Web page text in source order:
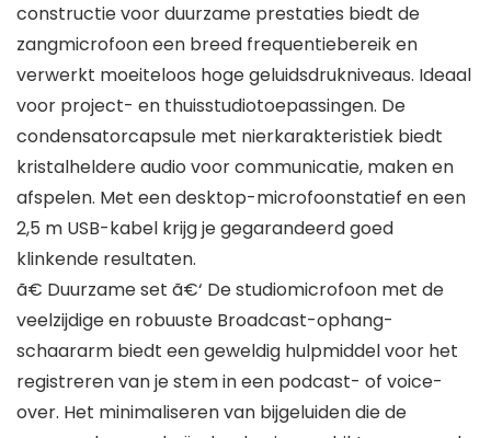
constructie voor duurzame prestaties biedt de
zangmicrofoon een breed frequentiebereik en
verwerkt moeiteloos hoge geluidsdrukniveaus. Ideaal
voor project- en thuisstudiotoepassingen. De
condensatorcapsule met nierkarakteristiek biedt
kristalheldere audio voor communicatie, maken en
afspelen. Met een desktop-microfoonstatief en een
2,5 m USB-kabel krijg je gegarandeerd goed
klinkende resultaten.
ã€ Duurzame set ã€‘ De studiomicrofoon met de
veelzijdige en robuuste Broadcast-ophang-
schaararm biedt een geweldig hulpmiddel voor het
registreren van je stem in een podcast- of voice-
over. Het minimaliseren van bijgeluiden die de